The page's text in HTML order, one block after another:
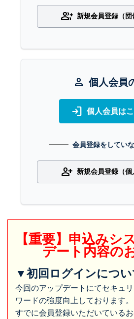
group_add 新規会員登録（団
person 個人会員
login 個人会員は
会員登録をしてい
person_add 新規会員登録（個
【重要】申込みシ
デート内容の
▼初回ログインについ
今回のアップデートにてセキュ
ワードの強度向上しております。
すでに会員登録いただいている